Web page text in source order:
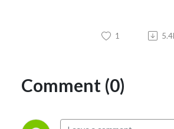
1
Comment (0)